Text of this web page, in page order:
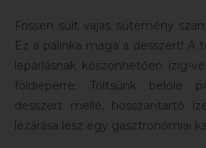
Frissen sült vajas sütemény
Ez a pálinka maga a desszert! A
lepárlásnak köszönhetően ízig-
földieperre. Töltsünk belőle
desszert mellé, hosszantartó
lezárása lesz egy gasztronómiai